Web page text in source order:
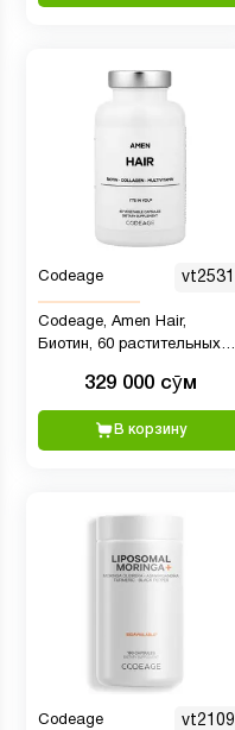
Codeage vt2531
Codeage, Amen Hair,
Биотин, 60 растительных
329 000 сӯм
В корзину
Codeage vt2109